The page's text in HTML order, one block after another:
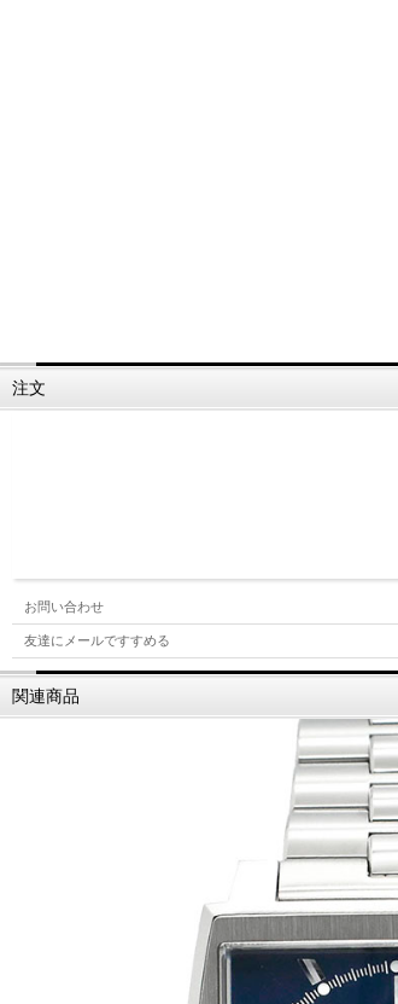
注文
お問い合わせ
友達にメールですすめる
関連商品